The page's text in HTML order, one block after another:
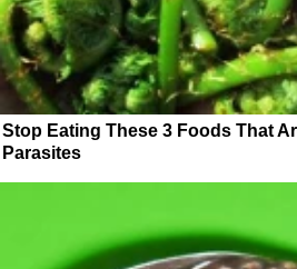
Stop Eating These 3 Foods That
Parasites